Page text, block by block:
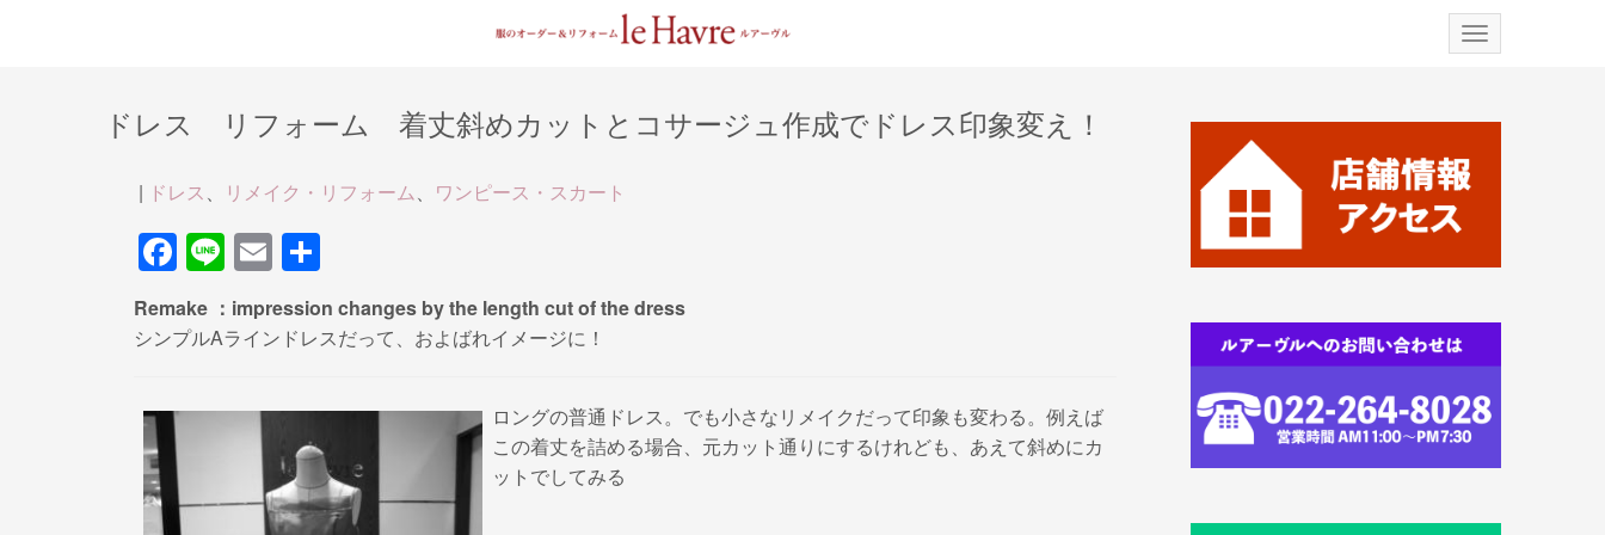
N
a
a
ドレス リフォーム 着丈斜めカットとコサージュ作成でドレス印象変え！
| ドレス、 リメイク・リフォーム、 ワンピース・スカート
F
a
c
b
o
k
Li
n
e
E
m
ail
有
Remake ：impression changes by the length cut of the dress
シンプルAラインドレスだって、およばれイメージに！
ロングの普通ドレス。でも小さなリメイクだって印象も変わる。例えば
この着丈を詰める場合、元カット通りにするけれども、あえて斜めにカ
ットでしてみる